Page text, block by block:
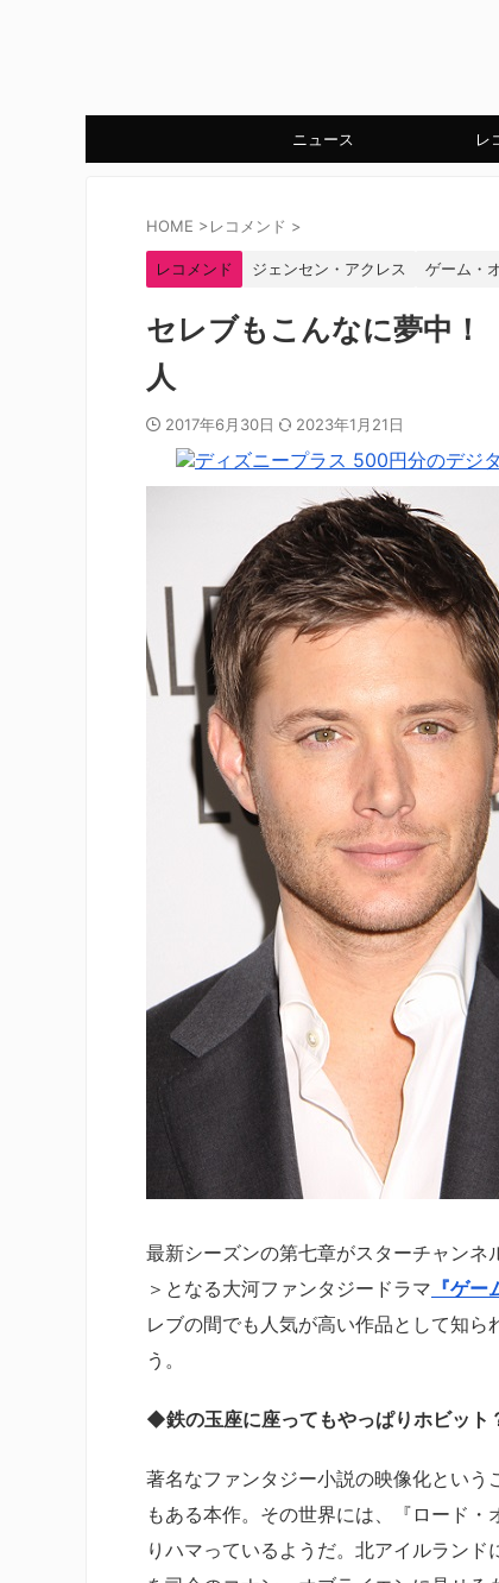
ニュース レ
HOME >レコメンド >
レコメンド ジェンセン・アクレス ゲーム・
セレブもこんなに夢中！
人
2017年6月30日 2023年1月21日
最新シーズンの第七章がスターチャン
＞となる大河ファンタジードラマ 『ゲ
レブの間でも人気が高い作品として知
う。
◆鉄の玉座に座ってもやっぱりホビット
著名なファンタジー小説の映像化とい
もある本作。その世界には、『ロード
りハマっているようだ。北アイルラン